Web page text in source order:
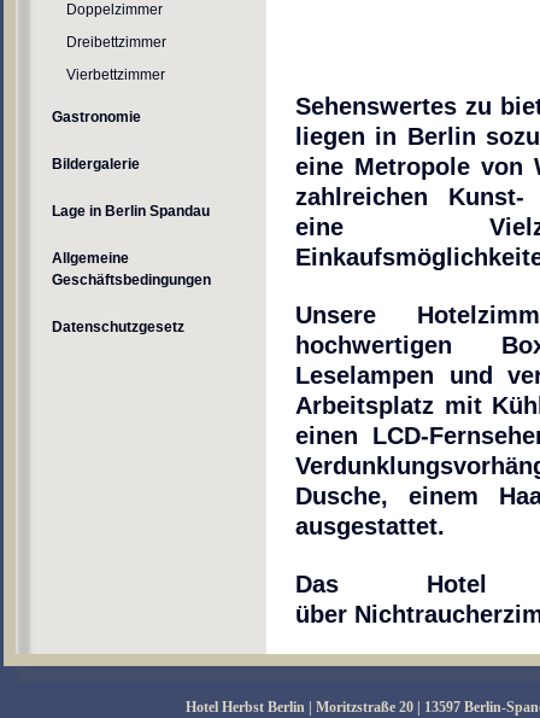
Doppelzimmer
Dreibettzimmer
Vierbettzimmer
Gastronomie
Bildergalerie
Lage in Berlin Spandau
Allgemeine
Geschäftsbedingungen
Datenschutzgesetz
Sehenswertes zu
liegen in Berlin
eine Metropole von
zahlreichen
eine
Unsere
hochwertigen
Leselampen und
Arbeitsplatz mit
einen LCD-
Dusche, einem
ausgestattet.
Das Hotel
über
Hotel Herbst Berlin | Moritzstraße 20 | 13597 Berlin-